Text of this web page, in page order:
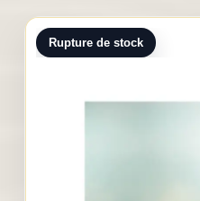
Rupture de stock